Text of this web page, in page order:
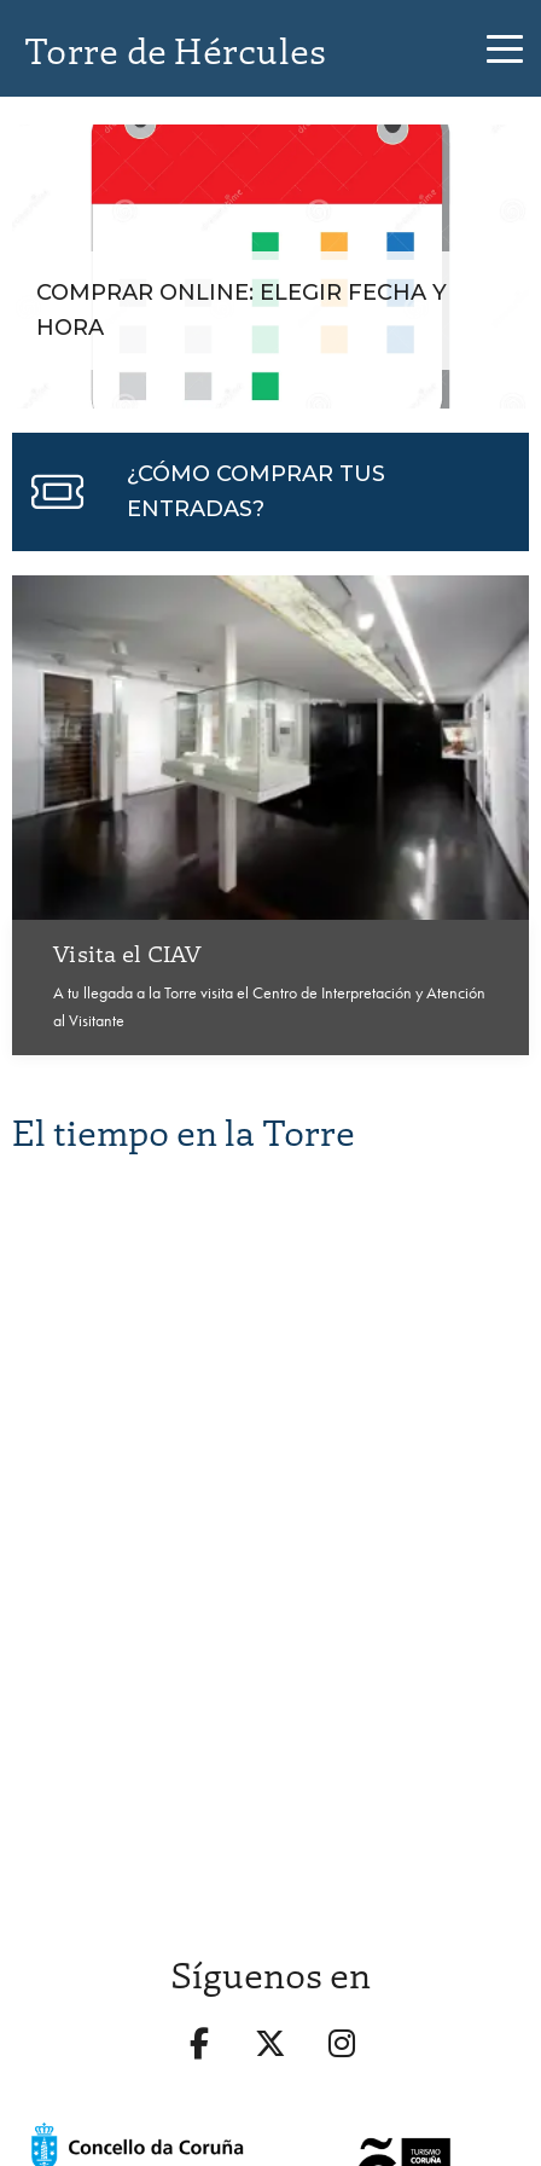
Torre de Hércules
COMPRAR ONLINE: ELEGIR FECHA Y
HORA
¿CÓMO COMPRAR TUS
ENTRADAS?
Visita el CIAV
A tu llegada a la Torre visita el Centro de Interpretación y Atención
al Visitante
El tiempo en la Torre
Síguenos en